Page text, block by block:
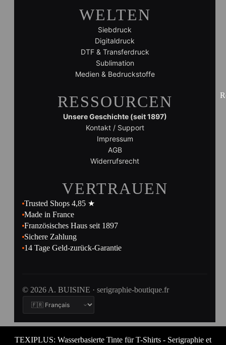
WELTEN
Siebdruck
Digitaldruck
DTF & Transferdruck
Sublimation
Medien & Bedruckstoffe
RESSOURCEN
Unsere Geschichte (seit 1897)
Kontakt / Support
Impressum
AGB
Widerrufsrecht
VERTRAUEN
Trusted Shops 4,85 ★
Made in France
Französisches Haus seit 1897
Sichere Zahlung
14 Tage Geld-zurück-Garantie
© 2026 A. BUISINE · serigraphie-boutique.fr
TEXIPLUS: Wasserbasierte Tinte für T-Shirts - Serigraphie et